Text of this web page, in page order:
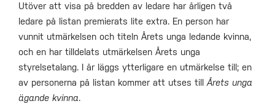
Utöver att visa på bredden av ledare har årligen två
ledare på listan premierats lite extra. En person har
vunnit utmärkelsen och titeln Årets unga ledande kvinna,
och en har tilldelats utmärkelsen Årets unga
styrelsetalang. I år läggs ytterligare en utmärkelse till; en
av personerna på listan kommer att utses till Årets unga
ägande kvinna.